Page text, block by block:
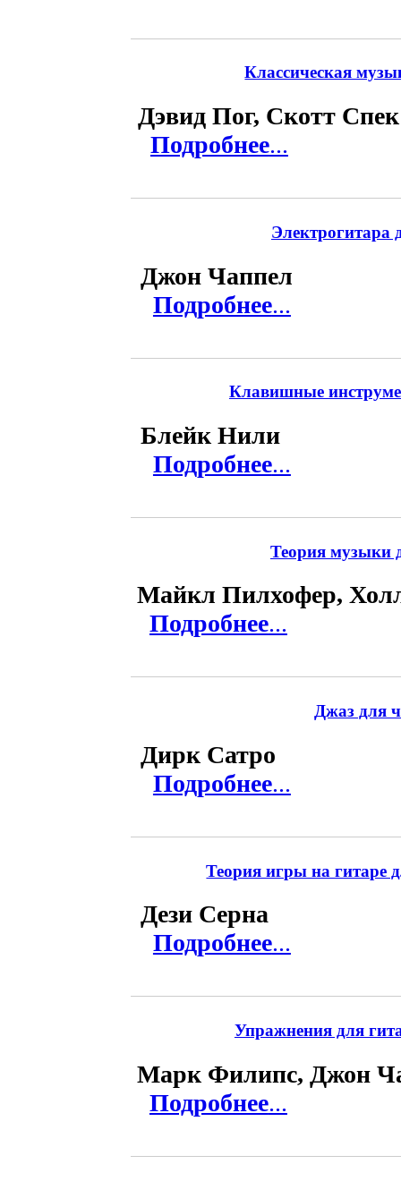
Классическая
Дэвид Пог, Скотт Спек
Подробнее...
Электрогитара
Джон Чаппел
Подробнее...
Клавишные
Блейк Нили
Подробнее...
Теория музыки
Майкл Пилхофер,
Подробнее...
Джаз для
Дирк Сатро
Подробнее...
Теория игры на гитаре
Дези Серна
Подробнее...
Упражнения для
Марк Филипс, Джон
Подробнее...